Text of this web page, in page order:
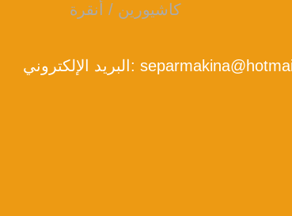
كاشيورين / أنقرة
البريد الإلكتروني: